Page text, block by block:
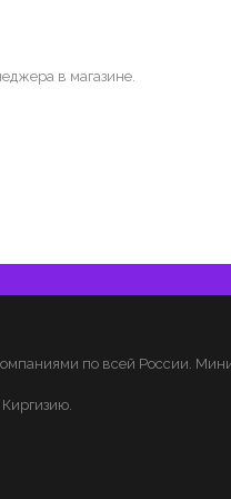
в магазине.
по всей России.